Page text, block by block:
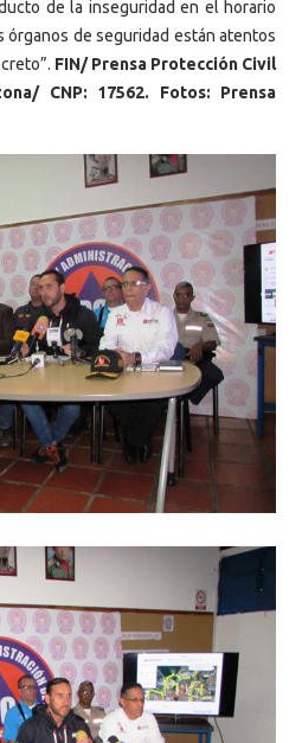
de la inseguridad en el horario
de seguridad están atentos
FIN/ Prensa Protección Civil
CNP: 17562. Fotos: Prensa